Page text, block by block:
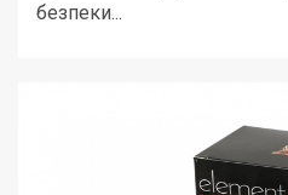
безпеки...